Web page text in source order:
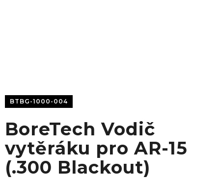
BoreTech Vodič
vytěráku pro AR-15
(.300 Blackout)
BTBG-1000-004